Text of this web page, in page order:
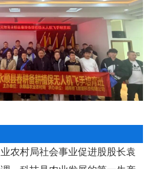
农村局社会事业促进股股长袁